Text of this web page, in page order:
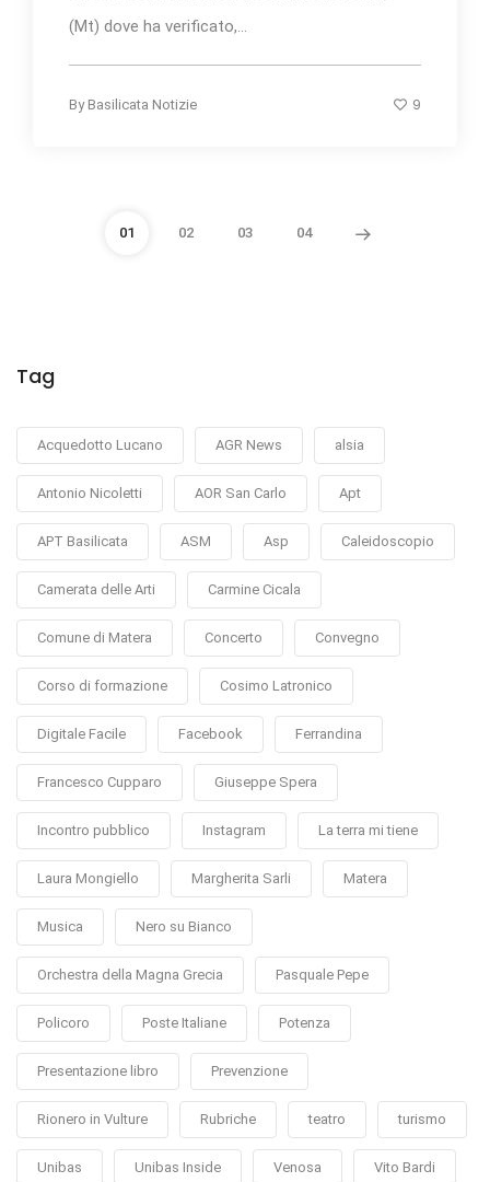
(Mt) dove ha verificato,...
By Basilicata Notizie 9
01 02 03 04
Tag
Acquedotto Lucano AGR News alsia
Antonio Nicoletti AOR San Carlo Apt
APT Basilicata ASM Asp Caleidoscopio
Camerata delle Arti Carmine Cicala
Comune di Matera Concerto Convegno
Corso di formazione Cosimo Latronico
Digitale Facile Facebook Ferrandina
Francesco Cupparo Giuseppe Spera
Incontro pubblico Instagram La terra mi tiene
Laura Mongiello Margherita Sarli Matera
Musica Nero su Bianco
Orchestra della Magna Grecia Pasquale Pepe
Policoro Poste Italiane Potenza
Presentazione libro Prevenzione
Rionero in Vulture Rubriche teatro turismo
Unibas Unibas Inside Venosa Vito Bardi